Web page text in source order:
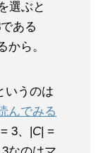
選ぶと
ある
から。
いうのは
んでみる
= 3、|C| =